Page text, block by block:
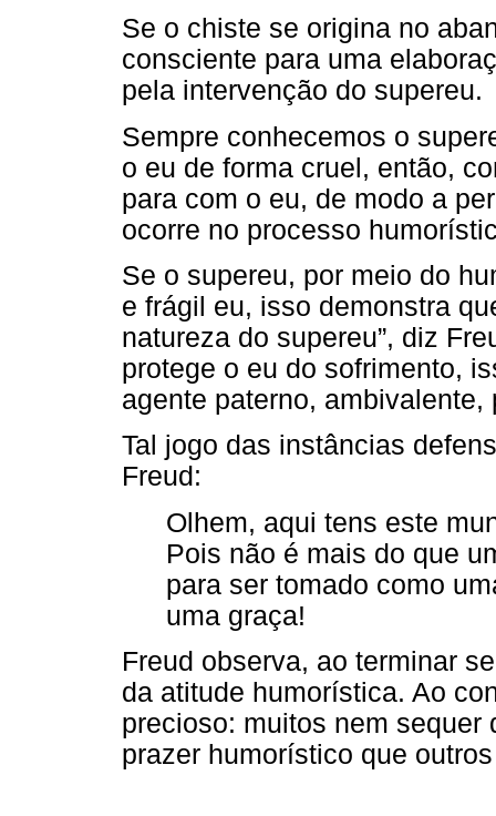
Se o chiste se origina no
consciente para uma
pela intervenção do supereu.
Sempre conhecemos o
o eu de forma cruel, então,
para com o eu, de modo a
ocorre no processo
Se o supereu, por meio do
e frágil eu, isso demonstra
natureza do supereu”, diz
protege o eu do sofrimento,
agente paterno, ambivalente,
Tal jogo das instâncias
Freud:
Olhem, aqui tens este
Pois não é mais do que
para ser tomado como
uma graça!
Freud observa, ao terminar
da atitude humorística. Ao
precioso: muitos nem sequer
prazer humorístico que